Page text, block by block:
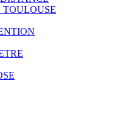
TOULOUSE